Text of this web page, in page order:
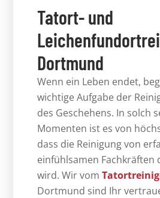
Tatort- und
Dortmund
Wenn ein Leben endet,
wichtige Aufgabe der
des Geschehens. In solch
Momenten ist es von
dass die Reinigung von
einfühlsamen
wird. Wir vom
Dortmund sind Ihr